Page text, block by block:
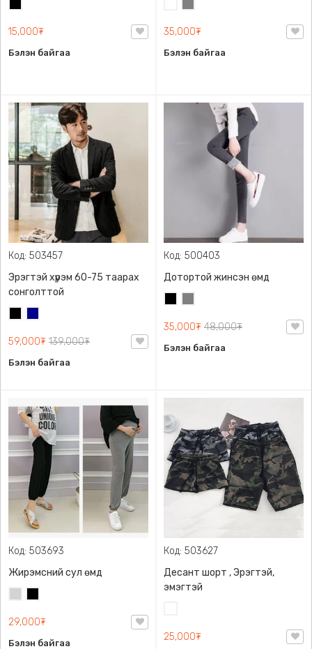
15,000₮
Бэлэн байгаа
35,000₮
Бэлэн байгаа
Код: 503457
Эрэгтэй хүрэм 60-75 таарах
сонголттой
59,000₮ 139,000₮
Бэлэн байгаа
Код: 500403
Дотортой жинсэн өмд
35,000₮ 48,000₮
Бэлэн байгаа
Код: 503693
Жирэмсний сул өмд
29,000₮
Бэлэн байгаа
Код: 503627
Десант шорт , Эрэгтэй,
эмэгтэй
25,000₮